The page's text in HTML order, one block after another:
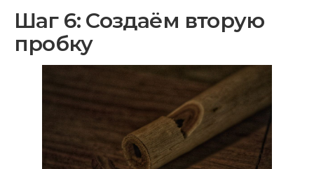
Шаг 6: Создаём вторую
пробку